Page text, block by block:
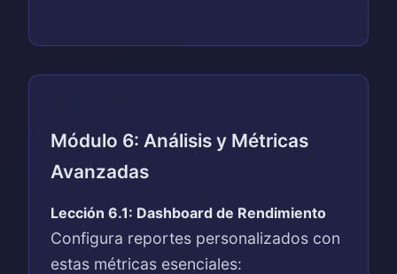
Módulo 6: Análisis y Métricas
Avanzadas
Lección 6.1: Dashboard de Rendimiento
Configura reportes personalizados con
estas métricas esenciales: